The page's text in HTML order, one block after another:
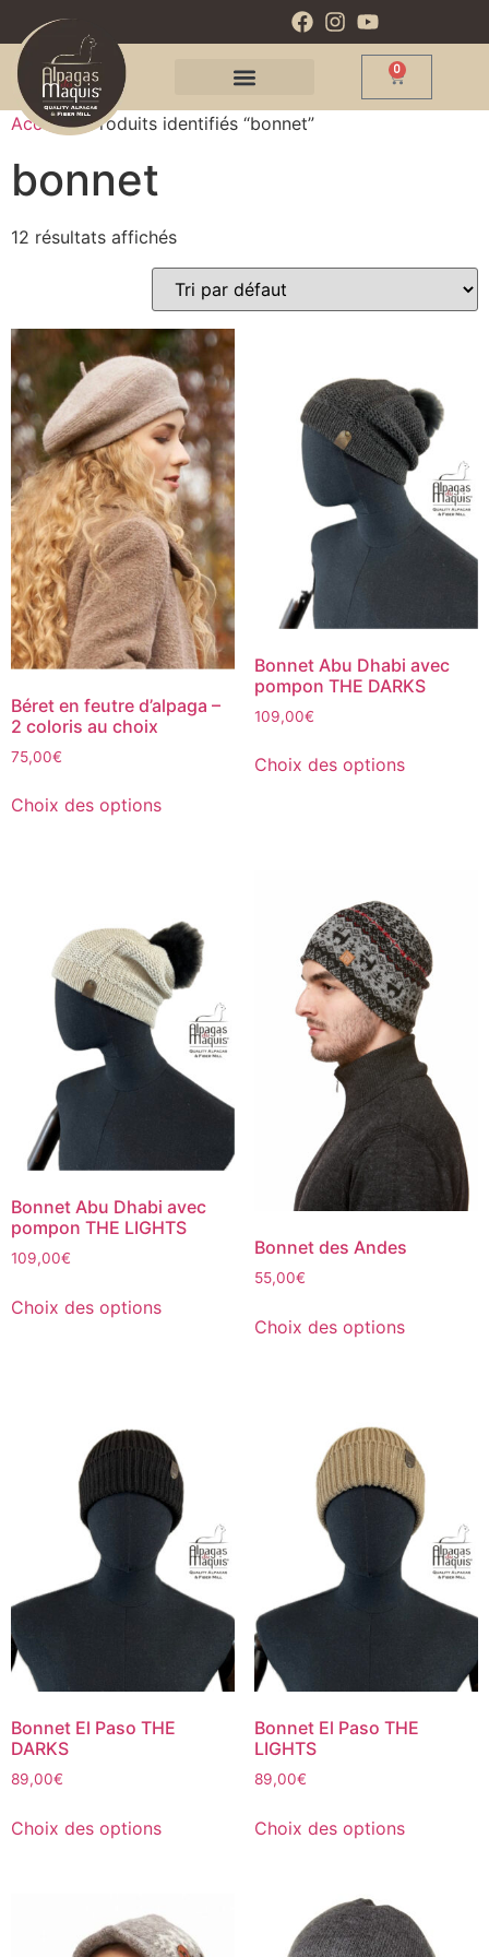
0
Accueil/ Produits identifiés “bonnet”
bonnet
12 résultats affichés
Béret en feutre d’alpaga –
2 coloris au choix
75,00€
Choix des options
Bonnet Abu Dhabi avec
pompon THE DARKS
109,00€
Choix des options
Bonnet Abu Dhabi avec
pompon THE LIGHTS
109,00€
Choix des options
Bonnet des Andes
55,00€
Choix des options
Bonnet El Paso THE
DARKS
89,00€
Choix des options
Bonnet El Paso THE
LIGHTS
89,00€
Choix des options